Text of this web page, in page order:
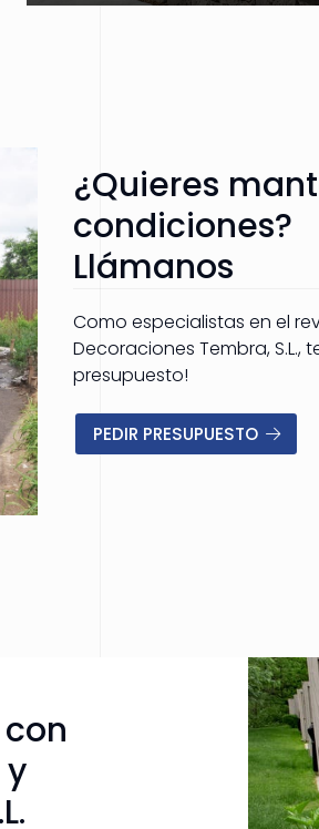
¿Quieres
condiciones?
Llámanos
Como especialistas en el
Decoraciones Tembra,
presupuesto!
PEDIR PRESUPUESTO